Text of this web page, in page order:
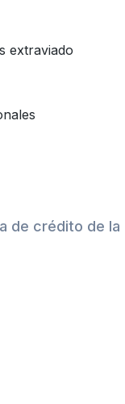
extraviado
de crédito de la